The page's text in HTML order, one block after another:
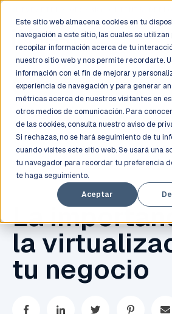
Este sitio web almacena cookies en tu
navegación a este sitio, las cuales se utilizan
recopilar información acerca de tu
nuestro sitio web y nos permite recordarte.
información con el fin de mejorar y
experiencia de navegación y para generar
métricas acerca de nuestros visitantes en
otros medios de comunicación. Para
de las cookies, consulta nuestro aviso de
Si rechazas, no se hará seguimiento de tu
cuando visites este sitio web. Se usará una
tu navegador para recordar tu preferencia
te haga seguimiento.
Aceptar
GuidancePlex →
Talk to an
VIRTUALIZACIÓN
La
la
tu negocio